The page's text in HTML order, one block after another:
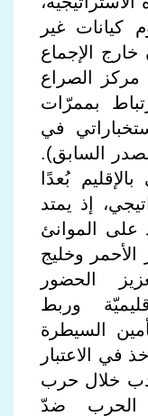
كيانات غير
خارج الإجماع
مركز الصراع
بممرّات
في
السابق).
بُعدًا
إذ يمتد
على الموانئ
وخليج
الحضور
وربط
السيطرة
في الاعتبار
خلال حرب
الحرب ضدّ